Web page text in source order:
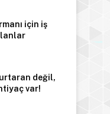
için iş
değil,
var!